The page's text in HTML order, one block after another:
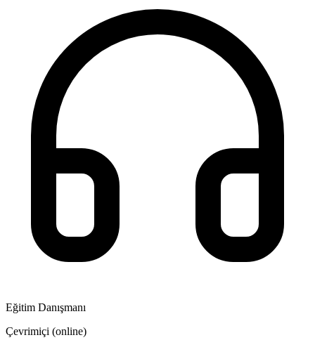
Eğitim Danışmanı
Çevrimiçi (online)